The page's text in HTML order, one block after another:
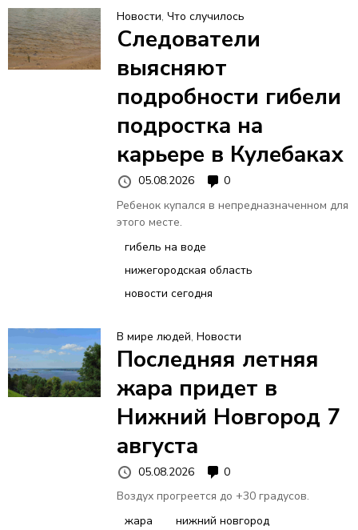
Новости, Что случилось
Следователи
выясняют
подробности гибели
подростка на
карьере в Кулебаках
05.08.2026
0
Ребенок купался в непредназначенном для
этого месте.
гибель на воде
нижегородская область
новости сегодня
В мире людей, Новости
Последняя летняя
жара придет в
Нижний Новгород 7
августа
05.08.2026
0
Воздух прогреется до +30 градусов.
жара
нижний новгород